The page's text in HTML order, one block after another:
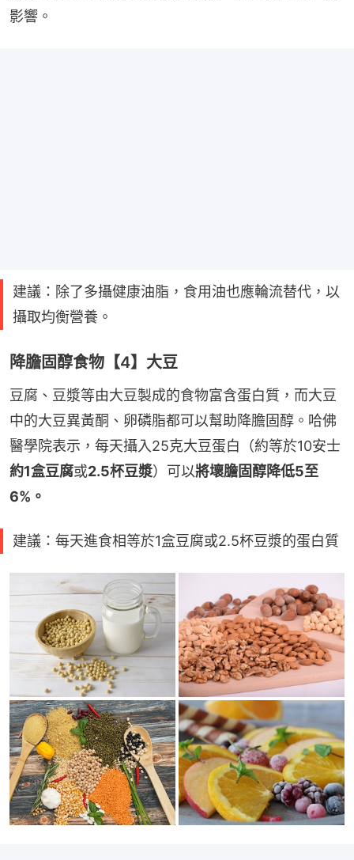
影響。
建議：除了多攝健康油脂，食用油也應輪流替代，以
攝取均衡營養。
降膽固醇食物【4】大豆
豆腐、豆漿等由大豆製成的食物富含蛋白質，而大豆
中的大豆異黃酮、卵磷脂都可以幫助降膽固醇。哈佛
醫學院表示，每天攝入25克大豆蛋白（約等於10安士
約1盒豆腐或2.5杯豆漿）可以將壞膽固醇降低5至
6%。
建議：每天進食相等於1盒豆腐或2.5杯豆漿的蛋白質